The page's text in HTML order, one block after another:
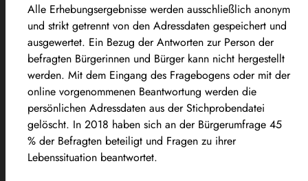
Alle Erhebungsergebnisse werden ausschließlich anonym
und strikt getrennt von den Adressdaten gespeichert und
ausgewertet. Ein Bezug der Antworten zur Person der
befragten Bürgerinnen und Bürger kann nicht hergestellt
werden. Mit dem Eingang des Fragebogens oder mit der
online vorgenommenen Beantwortung werden die
persönlichen Adressdaten aus der Stichprobendatei
gelöscht. In 2018 haben sich an der Bürgerumfrage 45
% der Befragten beteiligt und Fragen zu ihrer
Lebenssituation beantwortet.